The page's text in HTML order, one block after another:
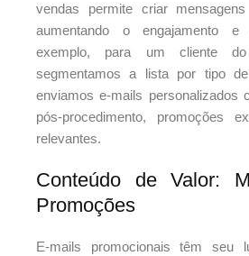
vendas permite criar
aumentando o engajamento
exemplo, para um cliente
segmentamos a lista por tipo
enviamos e-mails personalizados
pós-procedimento, promoções
relevantes.
Conteúdo de Valor:
Promoções
E-mails promocionais têm seu